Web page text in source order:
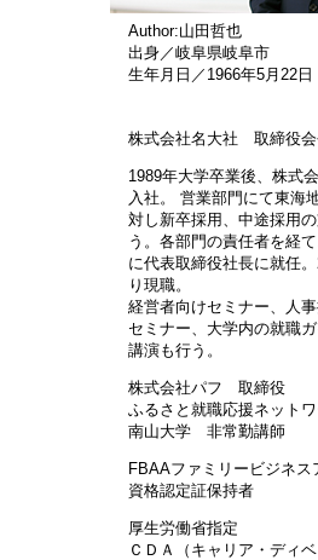
Author:山田哲也
出身／岐阜県岐阜市
生年月日／1966年5月22日
株式会社名大社 取締役
1989年大学卒業後、株式
入社。 営業部門にて東海
対し新卒採用、中途採用
う。各部門の責任者を経
に代表取締役社長に就任
り現職。
経営者向けセミナー、人
セミナー、大学内の就職
講演も行う。
株式会社パフ 取締役
ふるさと就職応援ネット
南山大学 非常勤講師
FBAAファミリービジネス
資格認定証保持者
厚生労働省指定
ＣＤＡ（キャリア・ディ